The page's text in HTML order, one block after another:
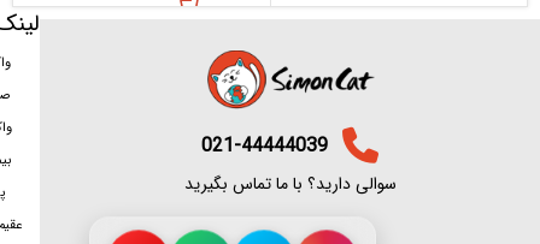
021-44444039
سوالی دارید؟ با ما تماس بگیرید